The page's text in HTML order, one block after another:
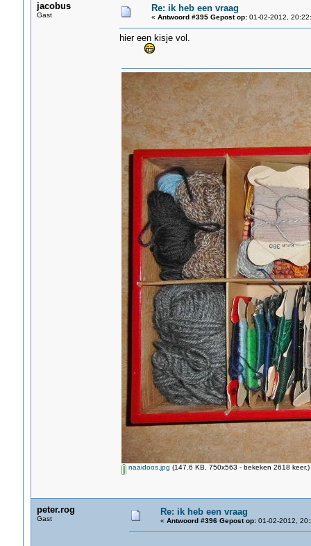
jacobus
Gast
Re: ik heb een vraag
« Antwoord #395 Gepost op:01-02-2012,
hier een kisje vol.
naaidoos.jpg (147.6 KB, 750x563 - bekeken 2618 keer.)
peter.rog
Gast
Re: ik heb een vraag
« Antwoord #396 Gepost op:01-02-2012,